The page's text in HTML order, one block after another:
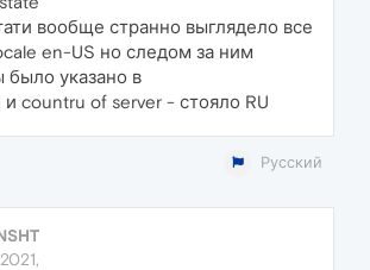
вообще странно выглядело все
en-US но следом за ним
было указано в
и countru of server - стояло RU
Русский